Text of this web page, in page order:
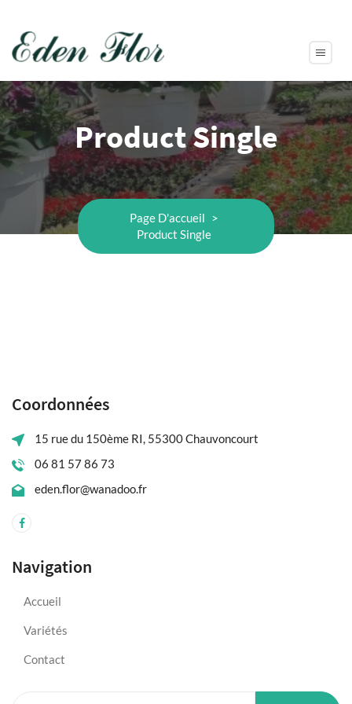
Product Single
Page D'accueil >
Product Single
Coordonnées
15 rue du 150ème RI, 55300 Chauvoncourt
06 81 57 86 73
eden.flor@wanadoo.fr
Navigation
Accueil
Variétés
Contact